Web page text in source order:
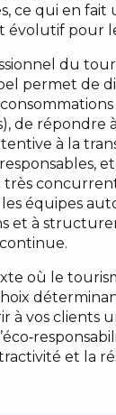
ce qui en fait
évolutif pour
du
permet de
de répondre
à la
très
équipes
et à
où le
à vos clients
et la